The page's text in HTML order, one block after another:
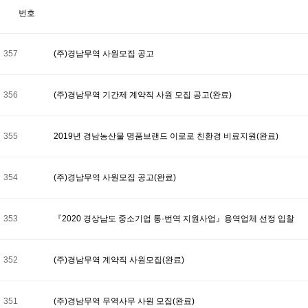
번호
357 (주)경남무역 사원모집 공고
356 (주)경남무역 기간제 계약직 사원 모집 공고(완료)
355 2019년 경남농산물 명품브랜드 이로로 친환경 비료지원(완료)
354 (주)경남무역 사원모집 공고(완료)
353 『2020 경상남도 중소기업 통·번역 지원사업』용역업체 선정 입찰
352 (주)경남무역 계약직 사원모집(완료)
351 (주)경남무역 무역사무 사원 모집(완료)